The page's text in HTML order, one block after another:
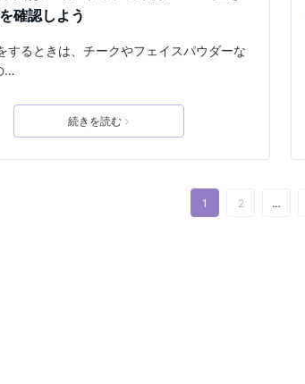
確認しよう
るときは、チークやフェイスパウダーな
…
続きを読む
1 2 …